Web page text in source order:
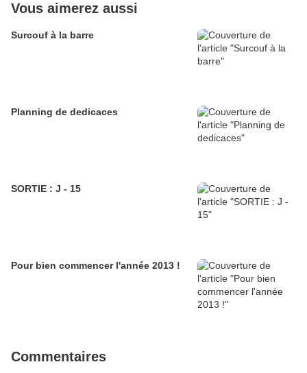
Vous aimerez aussi
Surcouf à la barre
Planning de dedicaces
SORTIE : J - 15
Pour bien commencer l'année 2013 !
Commentaires